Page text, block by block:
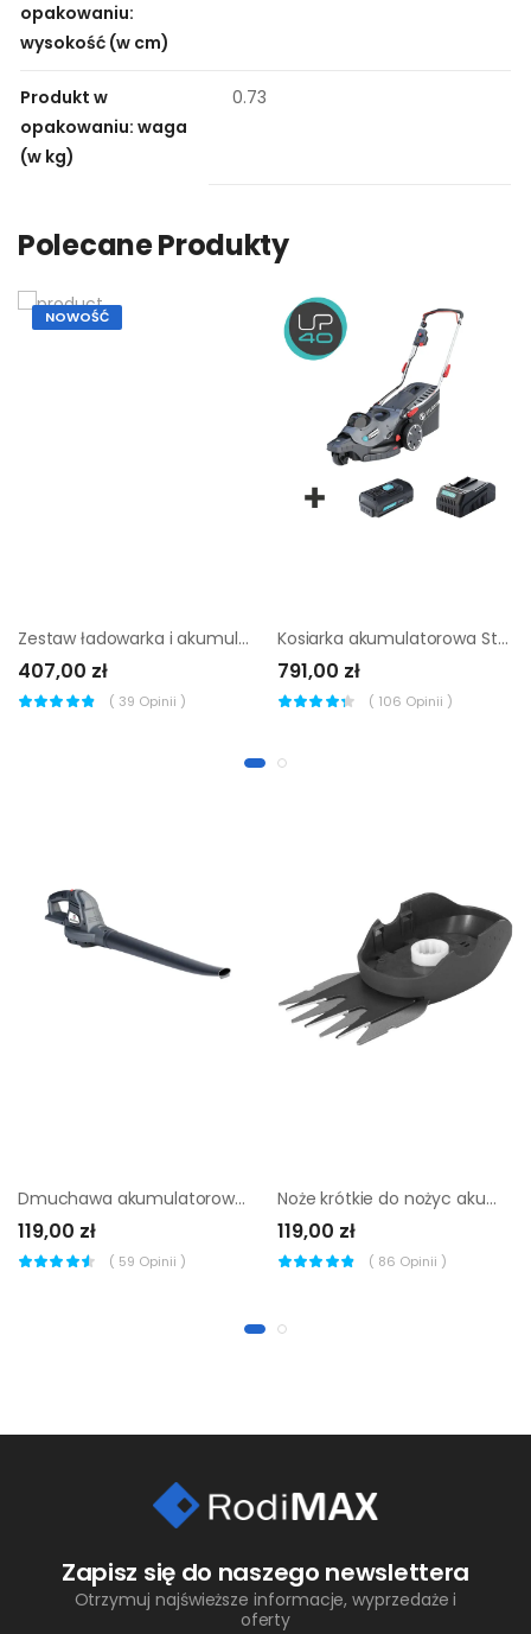
opakowaniu:
wysokość (w cm)
Produkt w
opakowaniu: waga
(w kg)
0.73
Polecane Produkty
NOWOŚĆ
Zestaw ładowarka i akumulator 18V RYOBI ONE+
407,00 zł
( 39 Opinii )
Kosiarka akumulatorowa Sterwins 40V 36cm
791,00 zł
( 106 Opinii )
Dmuchawa akumulatorowa do liści Sterwins Solo 20V
119,00 zł
( 59 Opinii )
Noże krótkie do nożyc akumulatorowych 8cm Gardena 9862-20
119,00 zł
( 86 Opinii )
Zapisz się do naszego newslettera
Otrzymuj najświeższe informacje, wyprzedaże i
oferty